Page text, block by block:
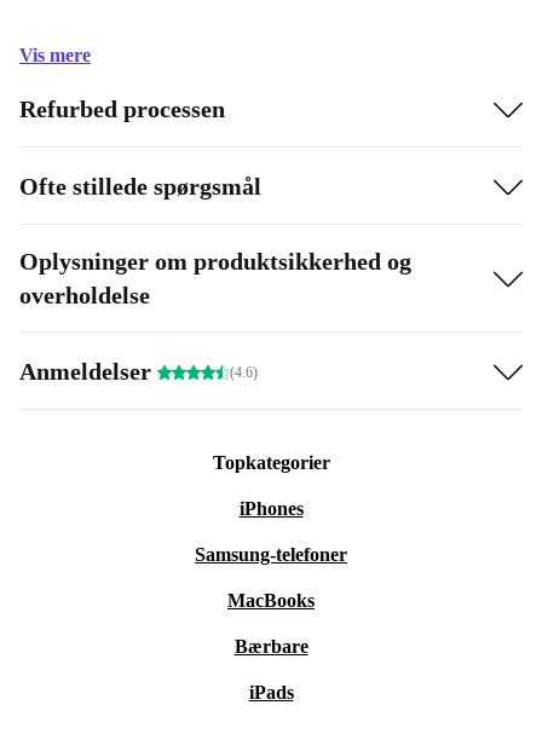
Vis mere
Refurbed processen
Ofte stillede spørgsmål
Oplysninger om produktsikkerhed og
overholdelse
Anmeldelser (4.6)
Topkategorier
iPhones
Samsung-telefoner
MacBooks
Bærbare
iPads